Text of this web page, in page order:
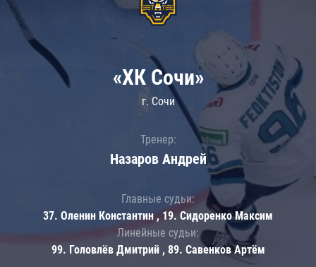
«ХК Сочи»
г. Сочи
Тренер:
Назаров Андрей
Главные судьи:
37. Оленин Константин , 19. Сидоренко Максим
Линейные судьи:
99. Головлёв Дмитрий , 89. Савенков Артём